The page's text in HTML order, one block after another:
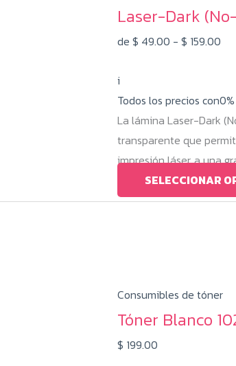
Laser-Dark
de $ 49.00 - $ 159.00
$
$
i
Todos los precios
La lámina Laser-Dark
transparente que
impresión láser, a una
SELECCIONAR
Consumibles de tóner
Tóner Blanco
$ 199.00